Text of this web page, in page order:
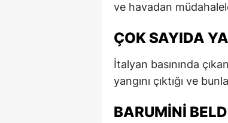
ve havadan
ÇOK SAYIDA
İtalyan basınında
yangını çıktığı ve
BARUMINI